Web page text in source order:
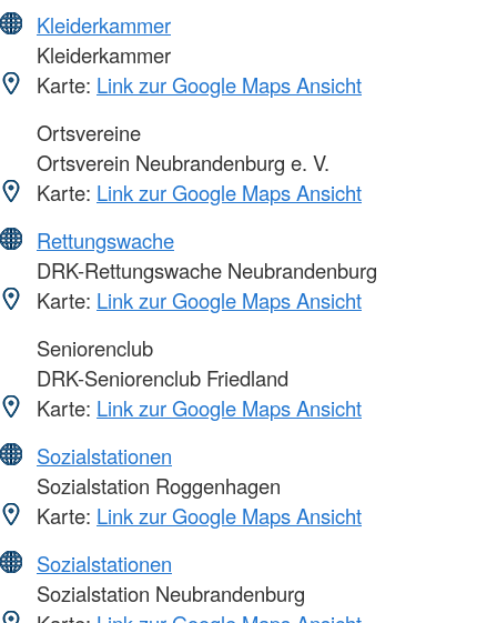
Kleiderkammer
Kleiderkammer
Karte: Link zur Google Maps Ansicht
Ortsvereine
Ortsverein Neubrandenburg e. V.
Karte: Link zur Google Maps Ansicht
Rettungswache
DRK-Rettungswache Neubrandenburg
Karte: Link zur Google Maps Ansicht
Seniorenclub
DRK-Seniorenclub Friedland
Karte: Link zur Google Maps Ansicht
Sozialstationen
Sozialstation Roggenhagen
Karte: Link zur Google Maps Ansicht
Sozialstationen
Sozialstation Neubrandenburg